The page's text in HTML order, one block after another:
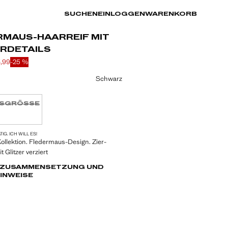
SUCHEN EINLOGGEN WARENKORB
HAARREIF MIT
durchgestrichen [€ 7,99 ]
[€ 5,99 ]
-25 %
Farbe
Schwarz
Ich will es!
ICH WILL ES!
Fledermaus-Design. Zier-
Glitzer verziert
UND